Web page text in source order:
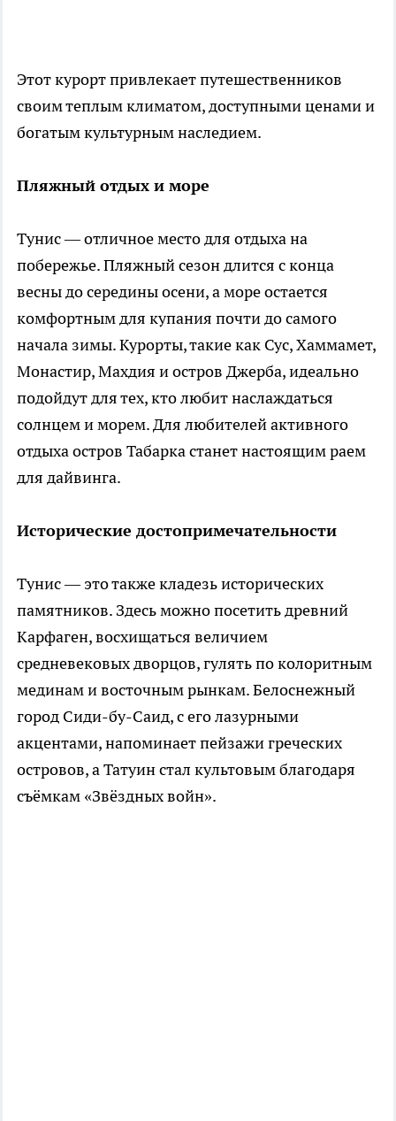
Этот курорт привлекает путешественников
своим теплым климатом, доступными ценами и
богатым культурным наследием.
Пляжный отдых и море
Тунис — отличное место для отдыха на
побережье. Пляжный сезон длится с конца
весны до середины осени, а море остается
комфортным для купания почти до самого
начала зимы. Курорты, такие как Сус, Хаммамет,
Монастир, Махдия и остров Джерба, идеально
подойдут для тех, кто любит наслаждаться
солнцем и морем. Для любителей активного
отдыха остров Табарка станет настоящим раем
для дайвинга.
Исторические достопримечательности
Тунис — это также кладезь исторических
памятников. Здесь можно посетить древний
Карфаген, восхищаться величием
средневековых дворцов, гулять по колоритным
мединам и восточным рынкам. Белоснежный
город Сиди-бу-Саид, с его лазурными
акцентами, напоминает пейзажи греческих
островов, а Татуин стал культовым благодаря
съёмкам «Звёздных войн».